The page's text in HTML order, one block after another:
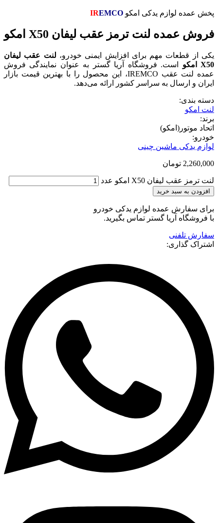
پخش عمده لوازم یدکی امکو IREMCO
فروش عمده لنت ترمز عقب لیفان X50 امکو
یکی از قطعات مهم برای افزایش ایمنی خودرو، لنت عقب لیفان
X50 امکو
است. فروشگاه آریا گستر به عنوان نمایندگی فروش
عمده لنت عقب IREMCO، این محصول را با بهترین قیمت بازار
ایران و ارسال به سراسر کشور ارائه می‌دهد.
دسته بندی:
لنت امکو
برند:
اتحاد موتور(امکو)
خودرو:
لوازم یدکی ماشین چینی
2,260,000 تومان
لنت ترمز عقب لیفان X50 امکو عدد
افزودن به سبد خرید
برای سفارش عمده لوازم یدکی خودرو
با فروشگاه آریا گستر تماس بگیرید.
سفارش تلفنی
اشتراک گذاری: